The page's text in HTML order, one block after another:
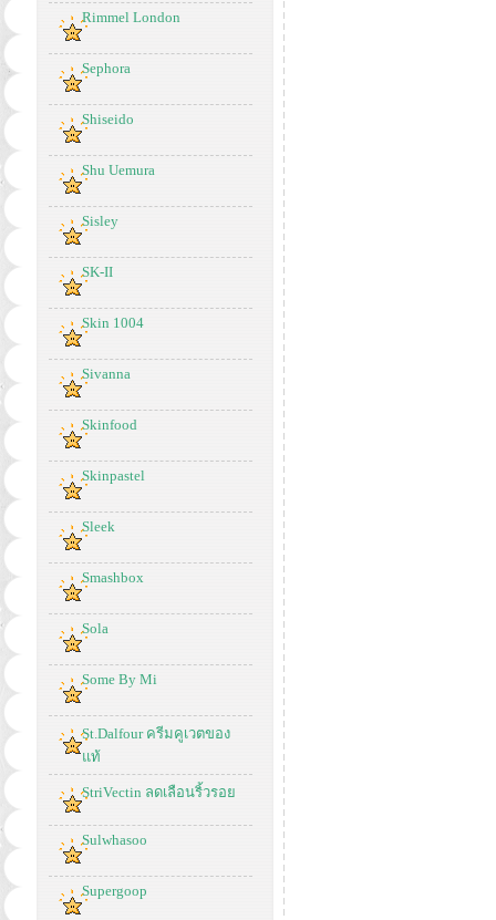
Rimmel London
Sephora
Shiseido
Shu Uemura
Sisley
SK-II
Skin 1004
Sivanna
Skinfood
Skinpastel
Sleek
Smashbox
Sola
Some By Mi
St.Dalfour ครีมคูเวตของ
แท้
StriVectin ลดเลือนริ้วรอย
Sulwhasoo
Supergoop